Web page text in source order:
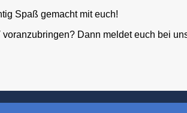
Spaß gemacht mit euch!
Dann meldet euch bei